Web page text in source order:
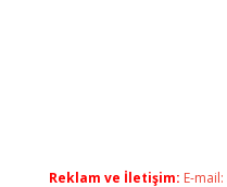
Reklam ve İletişim: E-mail: